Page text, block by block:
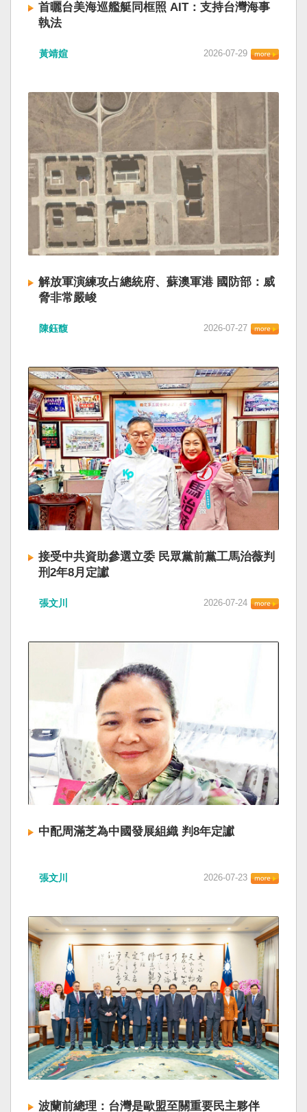
首曬台美海巡艦艇同框照 AIT：支持台灣海事
執法
黃靖媗 2026-07-29
解放軍演練攻占總統府、蘇澳軍港 國防部：威
脅非常嚴峻
陳鈺馥 2026-07-27
接受中共資助參選立委 民眾黨前黨工馬治薇判
刑2年8月定讞
張文川 2026-07-24
中配周滿芝為中國發展組織 判8年定讞
張文川 2026-07-23
波蘭前總理：台灣是歐盟至關重要民主夥伴